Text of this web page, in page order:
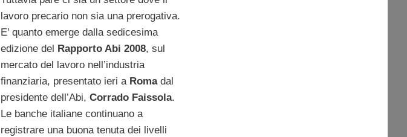
lavoro precario non sia una prerogativa.
E’ quanto emerge dalla sedicesima
edizione del Rapporto Abi 2008, sul
mercato del lavoro nell’industria
finanziaria, presentato ieri a Romadal
presidente dell’Abi, Corrado Faissola.
Le banche italiane continuano a
registrare una buona tenuta dei livelli